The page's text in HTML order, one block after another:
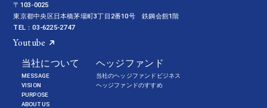
〒103-0025
東京都中央区日本橋茅場町3丁目2番10号 鉄鋼会館1階
TEL：03-6225-2747
Youtube
当社について
MESSAGE
VISION
PURPOSE
ABOUT US
ヘッジファンド
当社のヘッジファンドビジネス
ヘッジファンドのすすめ